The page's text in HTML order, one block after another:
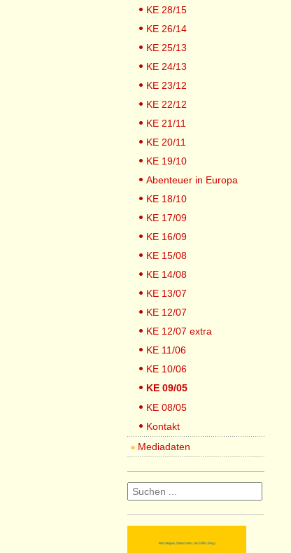
KE 28/15
KE 26/14
KE 25/13
KE 24/13
KE 23/12
KE 22/12
KE 21/11
KE 20/11
KE 19/10
Abenteuer in Europa
KE 18/10
KE 17/09
KE 16/09
KE 15/08
KE 14/08
KE 13/07
KE 12/07
KE 12/07 extra
KE 11/06
KE 10/06
KE 09/05
KE 08/05
Kontakt
Mediadaten